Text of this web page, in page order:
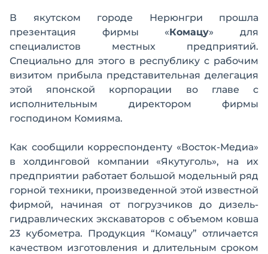
В якутском городе Нерюнгри прошла
презентация фирмы «Комацу» для
специалистов местных предприятий.
Специально для этого в республику с рабочим
визитом прибыла представительная делегация
этой японской корпорации во главе с
исполнительным директором фирмы
господином Комияма.
Как сообщили корреспонденту «Восток-Медиа»
в холдинговой компании «Якутуголь», на их
предприятии работает большой модельный ряд
горной техники, произведенной этой известной
фирмой, начиная от погрузчиков до дизель-
гидравлических экскаваторов с объемом ковша
23 кубометра. Продукция “Комацу” отличается
качеством изготовления и длительным сроком